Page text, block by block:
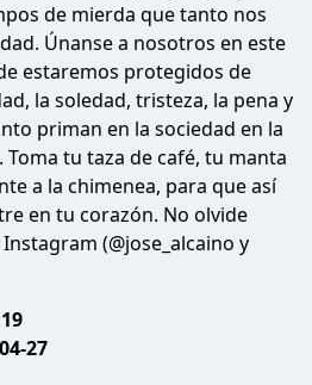
de mierda que tanto nos
Únanse a nosotros en este
estaremos protegidos de
la soledad, tristeza, la pena y
priman en la sociedad en la
tu taza de café, tu manta
a la chimenea, para que así
en tu corazón. No olvide
(@jose_alcaino y
19
27